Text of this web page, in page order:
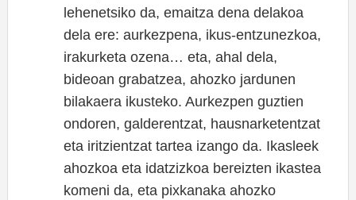
lehenetsiko da, emaitza dena delakoa
dela ere: aurkezpena, ikus-entzunezkoa,
irakurketa ozena… eta, ahal dela,
bideoan grabatzea, ahozko jardunen
bilakaera ikusteko. Aurkezpen guztien
ondoren, galderentzat, hausnarketentzat
eta iritzientzat tartea izango da. Ikasleek
ahozkoa eta idatzizkoa bereizten ikastea
komeni da, eta pixkanaka ahozko